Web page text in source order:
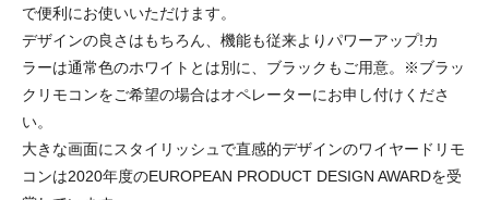
で便利にお使いいただけます。
デザインの良さはもちろん、機能も従来よりパワーアップ!カ
ラーは通常色のホワイトとは別に、ブラックもご用意。※ブラッ
クリモコンをご希望の場合はオペレーターにお申し付けくださ
い。
大きな画面にスタイリッシュで直感的デザインのワイヤードリモ
コンは2020年度のEUROPEAN PRODUCT DESIGN AWARDを受